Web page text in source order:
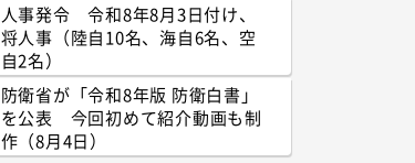
人事発令 令和8年8月3日付け、
将人事（陸自10名、海自6名、空
自2名）
防衛省が「令和8年版 防衛白書」
を公表 今回初めて紹介動画も制
作（8月4日）